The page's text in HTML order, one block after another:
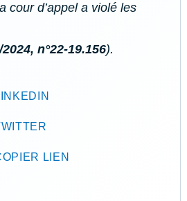
cour d’appel a violé les
n°22-19.156).
LIEN